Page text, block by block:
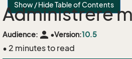
Show / Hide Table of Contents
Administrere
Audience: person •Version:10.5
• 2 minutes to read